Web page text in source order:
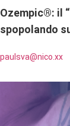
Ozempic®: il
spopolando
paulsva@nico.xx